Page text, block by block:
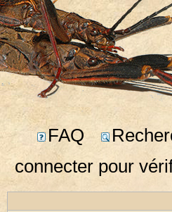
FAQ
connecter pour